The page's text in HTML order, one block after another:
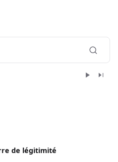
de légitimité